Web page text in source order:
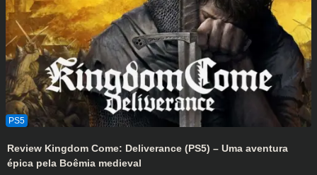
Review Kingdom Come: Deliverance (PS5) – Uma aventura
épica pela Boêmia medieval